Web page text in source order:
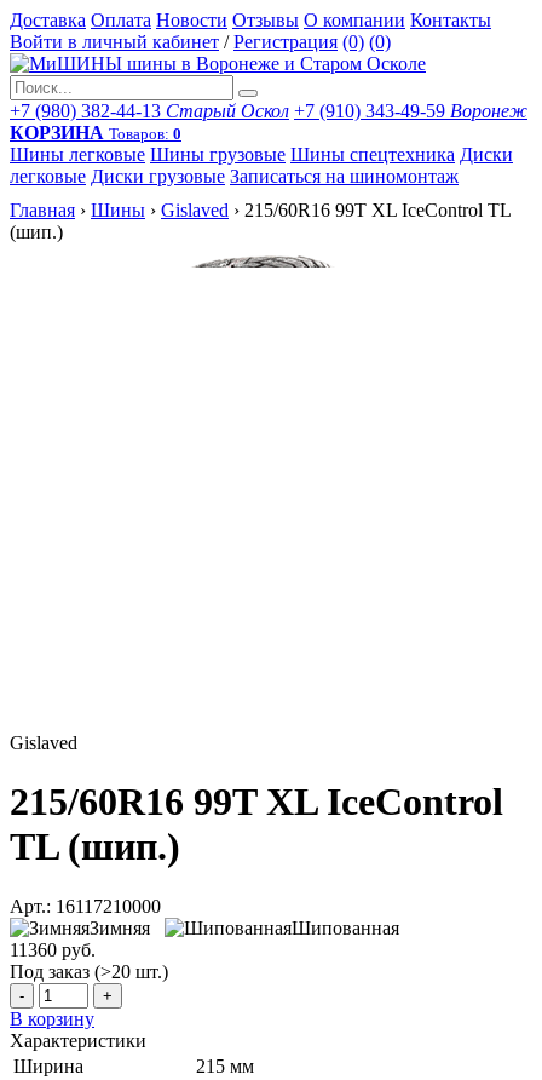
Доставка Оплата Новости Отзывы О компании Контакты
Войти в личный кабинет / Регистрация (0) (0)
+7 (980) 382-44-13 Старый Оскол +7 (910) 343-49-59 Воронеж
КОРЗИНА Товаров: 0
Шины легковые Шины грузовые Шины спецтехника Диски
легковые Диски грузовые Записаться на шиномонтаж
Главная › Шины › Gislaved › 215/60R16 99T XL IceControl TL
(шип.)
Gislaved
215/60R16 99T XL IceControl
TL (шип.)
Арт.: 16117210000
Зимняя
Шипованная
11360 руб.
Под заказ (>20 шт.)
- +
В корзину
Характеристики
Ширина
215 мм